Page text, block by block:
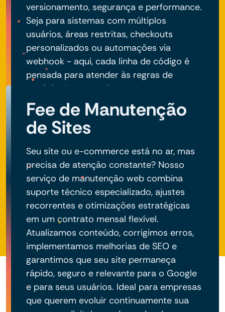
versionamento, segurança e performance.
Seja para sistemas com múltiplos
usuários, áreas restritas, checkouts
personalizados ou automações via
webhook - aqui, cada linha de código é
pensada para atender às regras de
negócio do seu projeto.
Fee de Manutenção
de Sites
Seu site ou e-commerce está no ar, mas
precisa de atenção constante? Nosso
serviço de manutenção web combina
suporte técnico especializado, ajustes
recorrentes e otimizações estratégicas
em um contrato mensal flexível.
Atualizamos conteúdo, corrigimos erros,
implementamos melhorias de SEO e
garantimos que seu site permaneça
rápido, seguro e relevante para o Google
e para seus usuários. Ideal para empresas
que querem evoluir continuamente sua